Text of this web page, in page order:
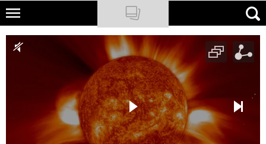
Skip
main
NATIONAL GEOGRAPHIC